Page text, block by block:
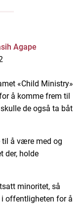
Agape
«Child Ministry»
å komme frem til
de også ta båt
til å være med og
der, holde
minoritet, så
offentligheten for å